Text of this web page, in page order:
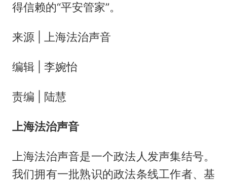
得信赖的“平安管家”。
来源 | 上海法治声音
编辑 | 李婉怡
责编 | 陆慧
上海法治声音
上海法治声音是一个政法人发声集结号。
我们拥有一批熟识的政法条线工作者、基